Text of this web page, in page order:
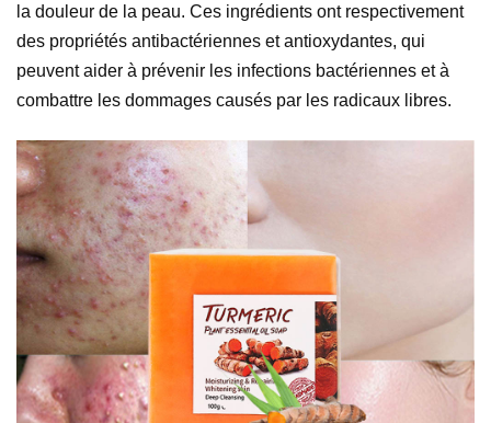
la douleur de la peau. Ces ingrédients ont respectivement
des propriétés antibactériennes et antioxydantes, qui
peuvent aider à prévenir les infections bactériennes et à
combattre les dommages causés par les radicaux libres.